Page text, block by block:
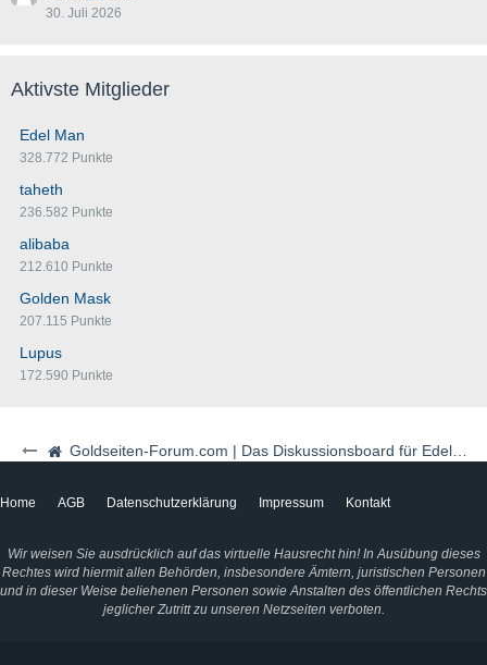
Goldseiten-Forum.com | Das Diskussionsboard für Edelmetalle & Rohstoffe
30. Juli 2026
Aktivste Mitglieder
Edel Man
328.772 Punkte
taheth
236.582 Punkte
alibaba
212.610 Punkte
Golden Mask
207.115 Punkte
Lupus
172.590 Punkte
Home AGB Datenschutzerklärung Impressum Kontakt
Wir weisen Sie ausdrücklich auf das virtuelle Hausrecht hin! In Ausübung dieses
Rechtes wird hiermit allen Behörden, insbesondere Ämtern, juristischen Personen
und in dieser Weise beliehenen Personen sowie Anstalten des öffentlichen Rechts
jeglicher Zutritt zu unseren Netzseiten verboten.